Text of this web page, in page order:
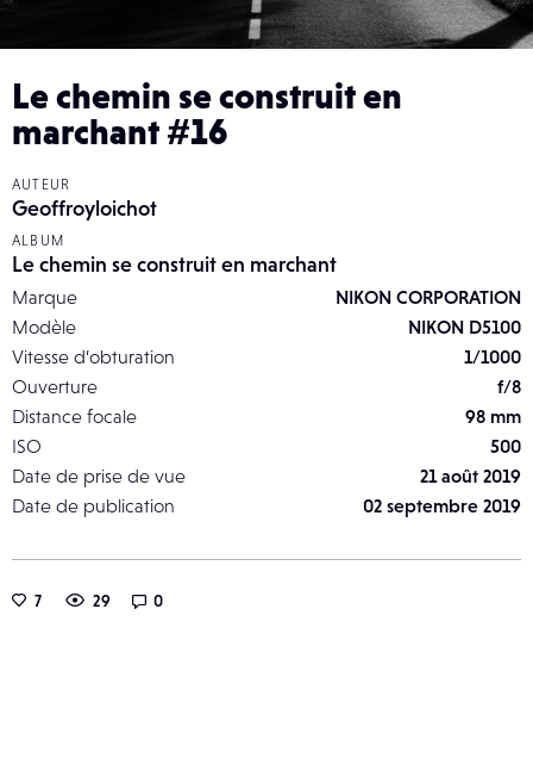
Le chemin se construit en
marchant #16
AUTEUR
Geoffroyloichot
ALBUM
Le chemin se construit en marchant
Marque
NIKON CORPORATION
Modèle
NIKON D5100
Vitesse d’obturation
1/1000
Ouverture
f/8
Distance focale
98 mm
ISO
500
Date de prise de vue
21 août 2019
Date de publication
02 septembre 2019
7 29 0